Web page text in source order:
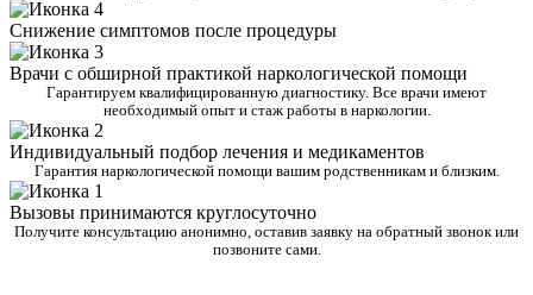
Снижение симптомов после процедуры
Врачи с обширной практикой наркологической помощи
Гарантируем квалифицированную диагностику. Все врачи имеют
необходимый опыт и стаж работы в наркологии.
Индивидуальный подбор лечения и медикаментов
Гарантия наркологической помощи вашим родственникам и близким.
Вызовы принимаются круглосуточно
Получите консультацию анонимно, оставив заявку на обратный звонок или
позвоните сами.